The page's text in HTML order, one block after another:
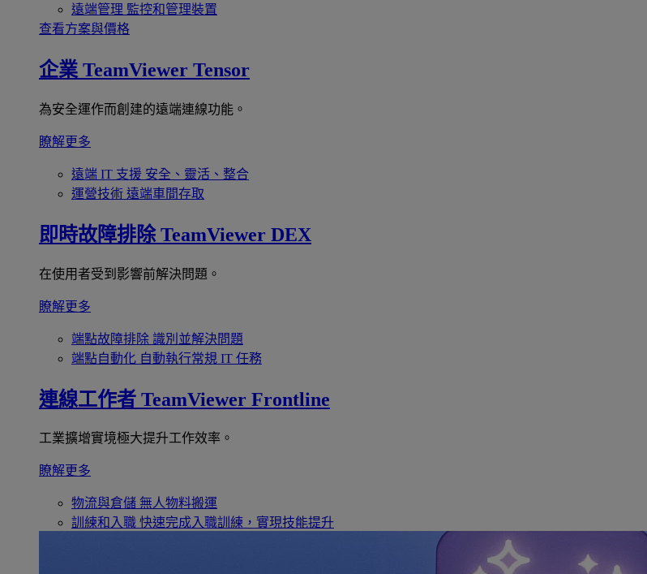
遠端管理 監控和管理裝置
查看方案與價格
企業 TeamViewer Tensor
為安全運作而創建的遠端連線功能。
瞭解更多
遠端 IT 支援 安全、靈活、整合
運營技術 遠端車間存取
即時故障排除 TeamViewer DEX
在使用者受到影響前解決問題。
瞭解更多
端點故障排除 識別並解決問題
端點自動化 自動執行常規 IT 任務
連線工作者 TeamViewer Frontline
工業擴增實境極大提升工作效率。
瞭解更多
物流與倉儲 無人物料搬運
訓練和入職 快速完成入職訓練，實現技能提升